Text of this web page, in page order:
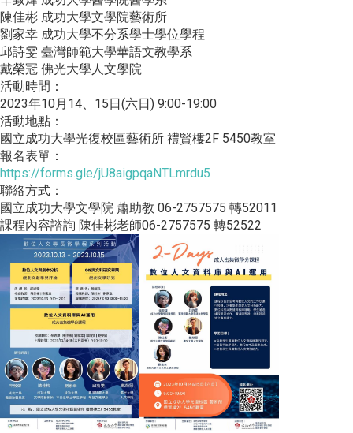
陳佳彬 成功大學文學院藝術所
劉家幸 成功大學不分系學士學位學程
邱詩雯 臺灣師範大學華語文教學系
戴榮冠 佛光大學人文學院
活動時間：
2023年10月14、15日(六日) 9:00-19:00
活動地點：
國立成功大學光復校區藝術所 禮賢樓2F 5450教室
報名表單：
https://forms.gle/jU8aigpqaNTLmrdu5
聯絡方式：
國立成功大學文學院 蕭助教 06-2757575 轉52011
課程內容諮詢 陳佳彬老師06-2757575 轉52522